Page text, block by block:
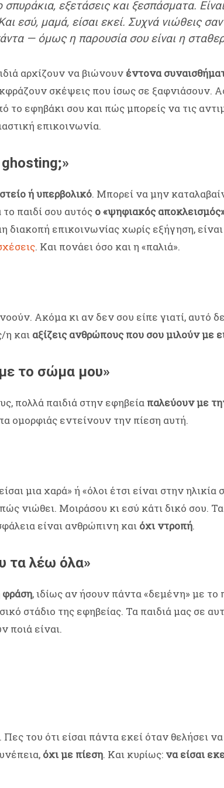
εξετάσεις και ξεσπάσματα. Είναι
εσύ, μαμά, είσαι εκεί. Συχνά νιώθεις
— όμως η παρουσία σου είναι η
αρχίζουν να βιώνουν έντονα
σκέψεις που ίσως σε ξαφνιάσουν.
το εφηβάκι σου και πώς μπορείς να τις
επικοινωνία.
ghosting;»
ή υπερβολικό. Μπορεί να μην
παιδί σου αυτός ο «ψηφιακός
διακοπή επικοινωνίας χωρίς εξήγηση,
. Και πονάει όσο και η «παλιά».
Ακόμα κι αν δεν σου είπε γιατί, αυτό
η και αξίζεις ανθρώπους που σου μιλούν με
το σώμα μου»
πολλά παιδιά στην εφηβεία παλεύουν με
ομορφιάς εντείνουν την πίεση αυτή.
μια χαρά» ή «όλοι έτσι είναι στην ηλικία
νιώθει. Μοιράσου κι εσύ κάτι δικό σου.
είναι ανθρώπινη και όχι ντροπή.
τα λέω όλα»
φράση, ιδίως αν ήσουν πάντα «δεμένη» με το
στάδιο της εφηβείας. Τα παιδιά μας σε
ποιά είναι.
του ότι είσαι πάντα εκεί όταν θελήσει να
όχι με πίεση. Και κυρίως: να είσαι